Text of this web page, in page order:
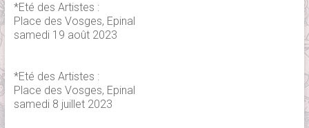
*Eté des Artistes :
Place des Vosges, Epinal
samedi 19 août 2023
*Eté des Artistes :
Place des Vosges, Epinal
samedi 8 juillet 2023